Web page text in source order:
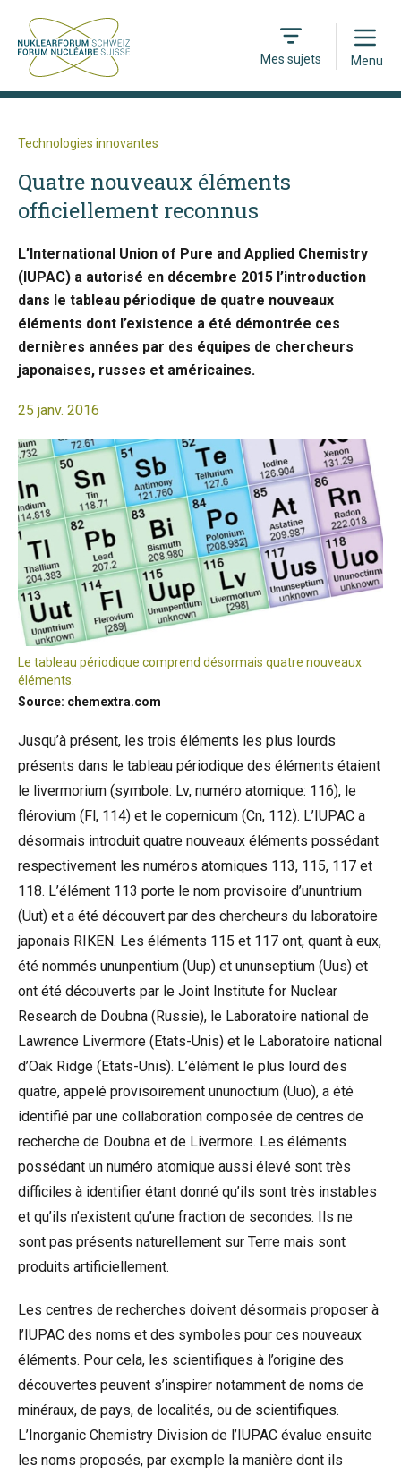
Mes sujets
Open
Menu
Technologies innovantes
Quatre nouveaux éléments
officiellement reconnus
L’International Union of Pure and Applied Chemistry
(IUPAC) a autorisé en décembre 2015 l’introduction
dans le tableau périodique de quatre nouveaux
éléments dont l’existence a été démontrée ces
dernières années par des équipes de chercheurs
japonaises, russes et américaines.
25 janv. 2016
Le tableau périodique comprend désormais quatre nouveaux
éléments.
Source: chemextra.com
Jusqu’à présent, les trois éléments les plus lourds
présents dans le tableau périodique des éléments étaient
le livermorium (symbole: Lv, numéro atomique: 116), le
flérovium (Fl, 114) et le copernicum (Cn, 112). L’IUPAC a
désormais introduit quatre nouveaux éléments possédant
respectivement les numéros atomiques 113, 115, 117 et
118. L’élément 113 porte le nom provisoire d’ununtrium
(Uut) et a été découvert par des chercheurs du laboratoire
japonais RIKEN. Les éléments 115 et 117 ont, quant à eux,
été nommés ununpentium (Uup) et ununseptium (Uus) et
ont été découverts par le Joint Institute for Nuclear
Research de Doubna (Russie), le Laboratoire national de
Lawrence Livermore (Etats-Unis) et le Laboratoire national
d’Oak Ridge (Etats-Unis). L’élément le plus lourd des
quatre, appelé provisoirement ununoctium (Uuo), a été
identifié par une collaboration composée de centres de
recherche de Doubna et de Livermore. Les éléments
possédant un numéro atomique aussi élevé sont très
difficiles à identifier étant donné qu’ils sont très instables
et qu’ils n’existent qu’une fraction de secondes. Ils ne
sont pas présents naturellement sur Terre mais sont
produits artificiellement.
Les centres de recherches doivent désormais proposer à
l’IUPAC des noms et des symboles pour ces nouveaux
éléments. Pour cela, les scientifiques à l’origine des
découvertes peuvent s’inspirer notamment de noms de
minéraux, de pays, de localités, ou de scientifiques.
L’Inorganic Chemistry Division de l’IUPAC évalue ensuite
les noms proposés, par exemple la manière dont ils